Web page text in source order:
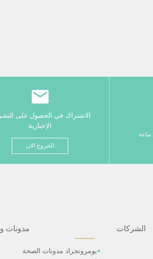
الاشتراك في الحصول على
الإخبارية
الخروج الان
الشركات مدونات
بومرونجراد مدونات الصحة